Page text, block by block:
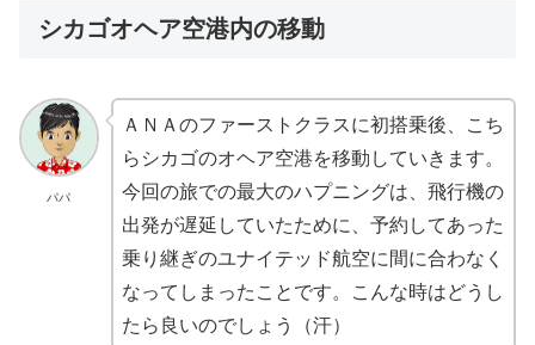
シカゴオヘア空港内の移動
パパ
ＡＮＡのファーストクラスに初搭乗後、こち
らシカゴのオヘア空港を移動していきます。
今回の旅での最大のハプニングは、飛行機の
出発が遅延していたために、予約してあった
乗り継ぎのユナイテッド航空に間に合わなく
なってしまったことです。こんな時はどうし
たら良いのでしょう（汗）